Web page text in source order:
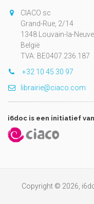
CIACO sc
Grand-Rue, 2/14
1348 Louvain-la-Neuve
België
TVA: BE0407.236.187
+32 10 45 30 97
librairie@ciaco.com
i6doc is een initiatief
Copyright © 2026,